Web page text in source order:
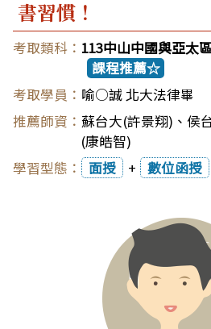
書習慣！
113中山中國與亞太
課程推薦☆
喻○誠 北大法律畢
蘇台大(許景翔) 、 侯
(康皓智)
面授
+ 數位函授